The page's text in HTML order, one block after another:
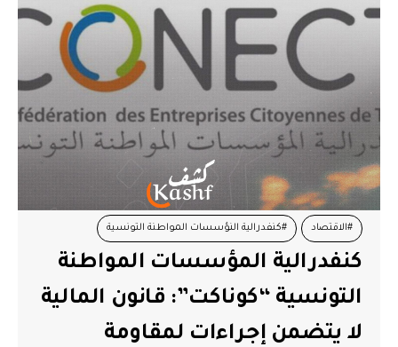
#الاقتصاد #كنفدرالية النؤسسات المواطنة التونسية
#كوناكت
كنفدرالية المؤسسات المواطنة
التونسية “كوناكت”: قانون المالية
لا يتضمن إجراءات لمقاومة